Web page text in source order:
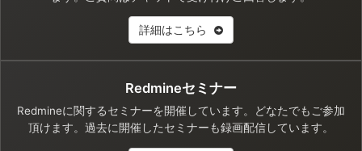
詳細はこちら
Redmineセミナー
Redmineに関するセミナーを開催しています。どなたでもご参加
頂けます。過去に開催したセミナーも録画配信しています。